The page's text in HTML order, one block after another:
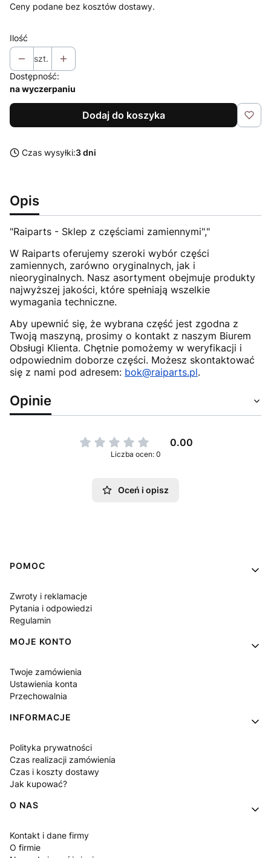
Ceny podane bez kosztów dostawy.
Ilość
szt.
Dostępność:
na wyczerpaniu
Dodaj do koszyka
Czas wysyłki:3 dni
Opis
"Raiparts - Sklep z częściami zamiennymi","
W Raiparts oferujemy szeroki wybór części
zamiennych, zarówno oryginalnych, jak i
nieoryginalnych. Nasz asortyment obejmuje produkty
najwyższej jakości, które spełniają wszelkie
wymagania techniczne.
Aby upewnić się, że wybrana część jest zgodna z
Twoją maszyną, prosimy o kontakt z naszym Biurem
Obsługi Klienta. Chętnie pomożemy w weryfikacji i
odpowiednim doborze części. Możesz skontaktować
się z nami pod adresem: bok@raiparts.pl.
Opinie
0.00
Liczba ocen: 0
Oceń i opisz
Linki w stopce
POMOC
Zwroty i reklamacje
Pytania i odpowiedzi
Regulamin
MOJE KONTO
Twoje zamówienia
Ustawienia konta
Przechowalnia
INFORMACJE
Polityka prywatności
Czas realizacji zamówienia
Czas i koszty dostawy
Jak kupować?
O NAS
Kontakt i dane firmy
O firmie